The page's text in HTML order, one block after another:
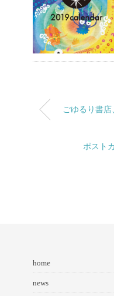
ごゆるり書店
ポスト
home
news